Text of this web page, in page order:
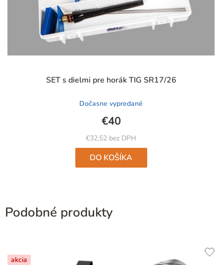
SET s dielmi pre horák TIG SR17/26
hodnotenie
je
4,9
z
5
hviezdičiek.
Dočasne vypredané
€32,52 bez DPH
€40
DO KOŠÍKA
Podobné produkty
akcia